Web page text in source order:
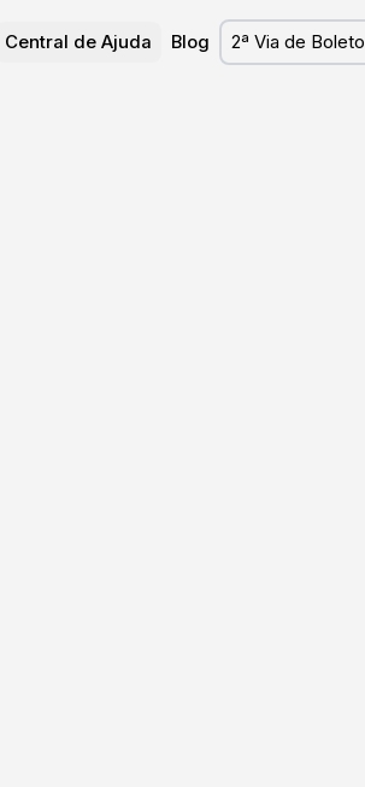
Central de Ajuda Blog 2ª Via de Boleto